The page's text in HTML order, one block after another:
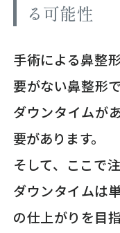
る可能性
手術による鼻整
要がない鼻整形
ダウンタイムが
要があります。
そして、ここで
ダウンタイムは
の仕上がりを目